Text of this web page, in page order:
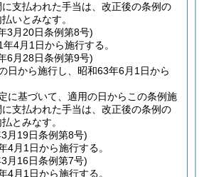
支払われた手当は、改正後の条例の
いとみなす。
3月20日条例第8号)
4月1日から施行する。
6月28日条例第9号)
日から施行し、昭和63年6月1日から
に基づいて、適用の日からこの条例施
支払われた手当は、改正後の条例の
とみなす。
月19日条例第8号)
4月1日から施行する。
月16日条例第7号)
4月1日から施行する。